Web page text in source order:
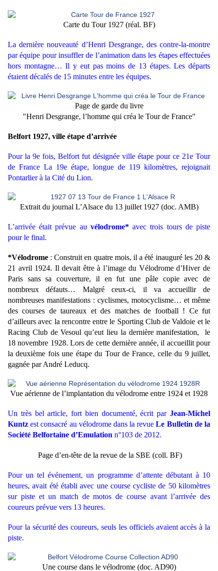
Carte du Tour 1927 (réal. BF)
La dernière nouveauté d’Henri Desgrange, des contre-la-montre
par équipe pour insuffler de l’animation dans les étapes effectuées
hors montagne… Il y eut pas moins de 13 étapes. Les départs
étaient décalés de 15 minutes entre les équipes.
Page de garde du livre
"Henri Desgrange, l’homme qui créa le Tour de France"
Belfort 1927, ville étape d’arrivée
Pour la 9e fois, Belfort fut désignée ville étape pour ce 21e Tour
de France La 19e étape, longue de 119 kilomètres, rejoignait
Pontarlier à la Cité du Lion.
Extrait du journal L’Alsace du 13 juillet 1927 (doc. AMB)
L’arrivée était prévue au vélodrome*avec trois tours de piste
pour le final.
*Vélodrome : Construit en quatre mois, il a été inauguré les 20 &
21 avril 1924. Il devait être à l’image du Vélodrome d’Hiver de
Paris sans sa couverture, il en fut une pâle copie avec de
nombreux défauts… Malgré ceux-ci, il va accueillir de
nombreuses manifestations : cyclismes, motocyclisme… et même
des courses de taureaux et des matches de football ! Ce fut
d’ailleurs avec la rencontre entre le Sporting Club de Valdoie et le
Racing Club de Vesoul qu’eut lieu la dernière manifestation, le
18 novembre 1928. Lors de cette dernière année, il accueillit pour
la deuxième fois une étape du Tour de France, celle du 9 juillet,
gagnée par André Leducq.
Vue aérienne de l’implantation du vélodrome entre 1924 et 1928
Un très bel article, fort bien documenté, écrit par Jean-Michel
Kuntz est consacré au vélodrome dans la revueLe Bulletin de la
Société Belfortaine d’Emulation n°103 de 2012.
Page d’en-tête de la revue de la SBE (coll. BF)
Pour un tel événement, un programme d’attente débutant à 10
heures, avait été établi avec une course cycliste de 50 kilomètres
sur piste et un match de motos de course avant l’arrivée des
coureurs prévue vers 13 heures.
Pour la sécurité des coureurs, seuls les officiels avaient accès à la
piste.
Une course dans le vélodrome (doc. AD90)